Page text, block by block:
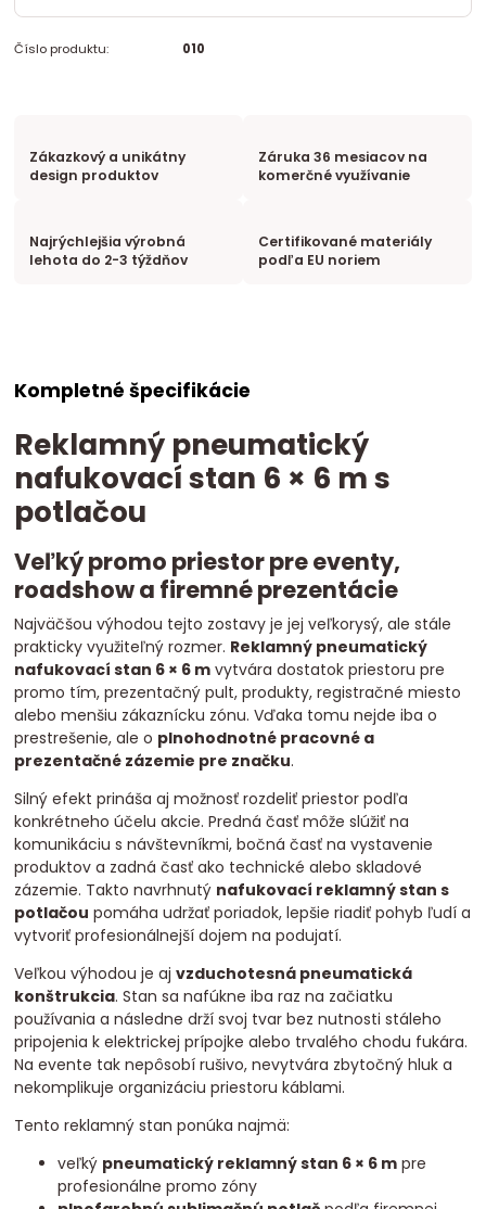
Číslo produktu: 010
Zákazkový a unikátny
design produktov
Záruka 36 mesiacov na
komerčné využívanie
Najrýchlejšia výrobná
lehota do 2-3 týždňov
Certifikované materiály
podľa EU noriem
Kompletné špecifikácie
Reklamný pneumatický
nafukovací stan 6 × 6 m s
potlačou
Veľký promo priestor pre eventy,
roadshow a firemné prezentácie
Najväčšou výhodou tejto zostavy je jej veľkorysý, ale stále
prakticky využiteľný rozmer. Reklamný pneumatický
nafukovací stan 6 × 6 m vytvára dostatok priestoru pre
promo tím, prezentačný pult, produkty, registračné miesto
alebo menšiu zákaznícku zónu. Vďaka tomu nejde iba o
prestrešenie, ale o plnohodnotné pracovné a
prezentačné zázemie pre značku.
Silný efekt prináša aj možnosť rozdeliť priestor podľa
konkrétneho účelu akcie. Predná časť môže slúžiť na
komunikáciu s návštevníkmi, bočná časť na vystavenie
produktov a zadná časť ako technické alebo skladové
zázemie. Takto navrhnutý nafukovací reklamný stan s
potlačou pomáha udržať poriadok, lepšie riadiť pohyb ľudí a
vytvoriť profesionálnejší dojem na podujatí.
Veľkou výhodou je ajvzduchotesná pneumatická
konštrukcia. Stan sa nafúkne iba raz na začiatku
používania a následne drží svoj tvar bez nutnosti stáleho
pripojenia k elektrickej prípojke alebo trvalého chodu fukára.
Na evente tak nepôsobí rušivo, nevytvára zbytočný hluk a
nekomplikuje organizáciu priestoru káblami.
Tento reklamný stan ponúka najmä:
veľký pneumatický reklamný stan 6 × 6 m pre
profesionálne promo zóny